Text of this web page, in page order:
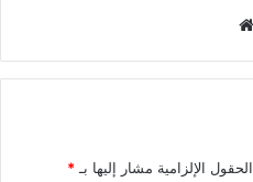
الحقول الإلزامية مشار إليها بـ *